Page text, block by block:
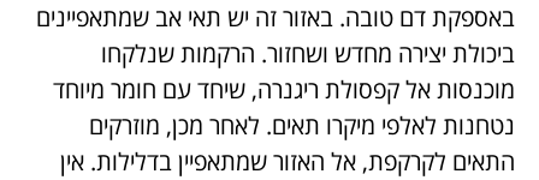
באספקת דם טובה. באזור זה יש תאי אב שמתאפיינים
ביכולת יצירה מחדש ושחזור. הרקמות שנלקחו
מוכנסות אל קפסולת ריגנרה, שיחד עם חומר מיוחד
נטחנות לאלפי מיקרו תאים. לאחר מכן, מוזרקים
התאים לקרקפת, אל האזור שמתאפיין בדלילות. אין